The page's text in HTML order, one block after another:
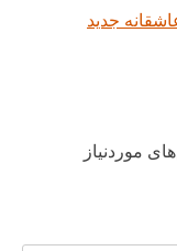
جدید
موردنیاز